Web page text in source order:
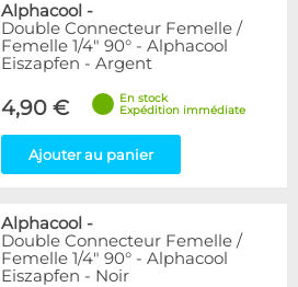
Alphacool -
Double Connecteur Femelle /
Femelle 1/4" 90° - Alphacool
Eiszapfen - Argent
4,90 €
En stock
Expédition immédiate
Ajouter au panier
Alphacool -
Double Connecteur Femelle /
Femelle 1/4" 90° - Alphacool
Eiszapfen - Noir